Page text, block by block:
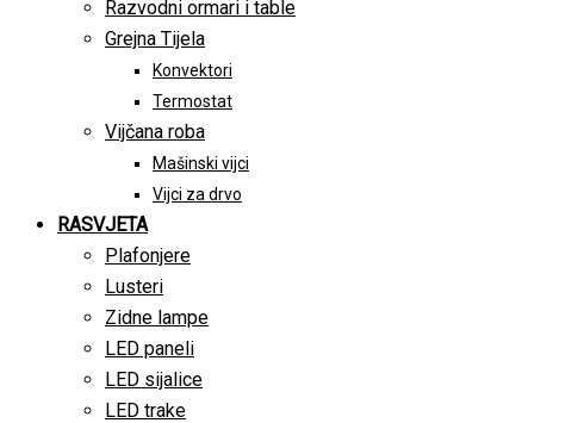
Razvodni ormari i table
Grejna Tijela
Konvektori
Termostat
Vijčana roba
Mašinski vijci
Vijci za drvo
RASVJETA
Plafonjere
Lusteri
Zidne lampe
LED paneli
LED sijalice
LED trake